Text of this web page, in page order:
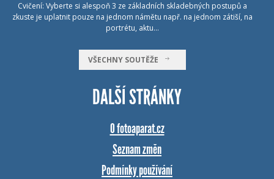
Cvičení: Vyberte si alespoň 3 ze základních skladebných postupů a
zkuste je uplatnit pouze na jednom námětu např. na jednom zátiší, na
portrétu, aktu…
VŠECHNY SOUTĚŽE
DALŠÍ STRÁNKY
O fotoaparat.cz
Seznam změn
Podmínky používání